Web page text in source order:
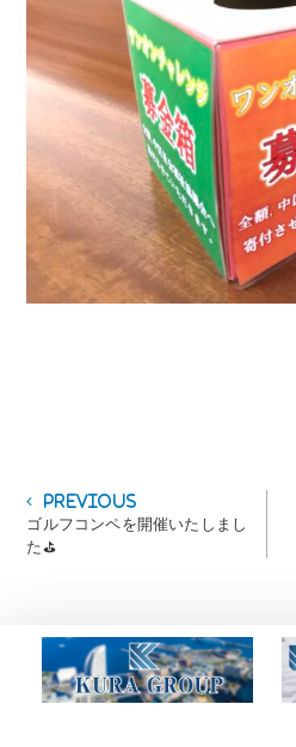
投
稿
ナ
シ
ョ
PreviousPrevious
post:
ゴルフコンペを開催いたしまし
た⛳